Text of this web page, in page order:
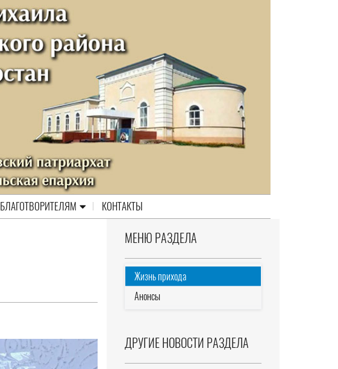
БЛАГОТВОРИТЕЛЯМ КОНТАКТЫ
МЕНЮ РАЗДЕЛА
Жизнь прихода
Анонсы
ДРУГИЕ НОВОСТИ РАЗДЕЛА